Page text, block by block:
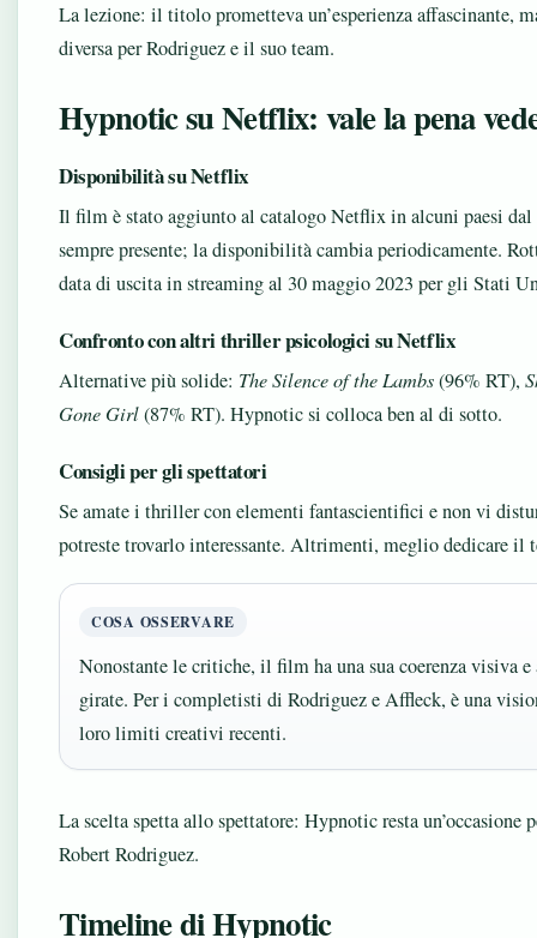
La lezione: il titolo prometteva un’esperienza affascinante,
diversa per Rodriguez e il suo team.
Hypnotic su Netflix: vale la pena
Disponibilità su Netflix
Il film è stato aggiunto al catalogo Netflix in alcuni paesi
sempre presente; la disponibilità cambia periodicamente.
data di uscita in streaming al 30 maggio 2023 per gli Stati
Confronto con altri thriller psicologici su Netflix
Alternative più solide: The Silence of the Lambs(96% RT),
Gone Girl(87% RT). Hypnotic si colloca ben al di sotto.
Consigli per gli spettatori
Se amate i thriller con elementi fantascientifici e non vi
potreste trovarlo interessante. Altrimenti, meglio dedicare il
COSA OSSERVARE
Nonostante le critiche, il film ha una sua coerenza visiva e
girate. Per i completisti di Rodriguez e Affleck, è una
loro limiti creativi recenti.
La scelta spetta allo spettatore: Hypnotic resta un’occasione
Robert Rodriguez.
Timeline di Hypnotic